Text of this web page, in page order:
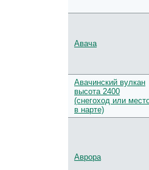
Авача
Авачинский вулкан
высота 2400
(снегоход или
в нарте)
Аврора